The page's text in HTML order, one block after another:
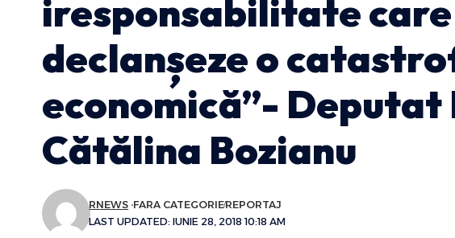
iresponsabilitate care
declanșeze o
economică”- Deputat
Cătălina Bozianu
LAST UPDATED: IUNIE 28, 2018 10:18 AM
RNEWS FARA CATEGORIEREPORTAJ